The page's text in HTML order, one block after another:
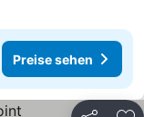
Preise sehen